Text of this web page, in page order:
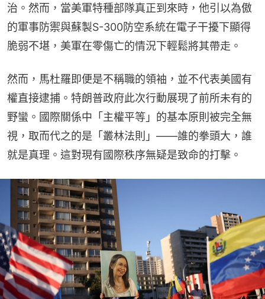
治。然而，當美軍特種部隊真正到來時，他引以為傲
的軍事防禦與蘇製S-300防空系統在電子干擾下顯得
脆弱不堪，美軍在零傷亡的情況下輕鬆將其帶走。
然而，馬杜羅即便是不稱職的領袖，並不代表美國有
權直接逮捕。特朗普政府此次行動展現了前所未有的
野蠻。國際關係中「主權平等」的基本原則被完全無
視，取而代之的是「叢林法則」——誰的拳頭大，誰
就是真理。這對現有國際秩序無疑是致命的打擊。